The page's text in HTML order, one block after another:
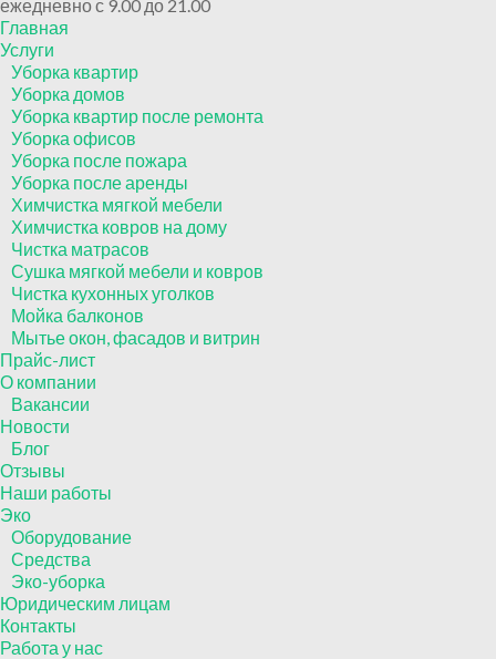
ежедневно с 9.00 до 21.00
Главная
Услуги
Уборка квартир
Уборка домов
Уборка квартир после ремонта
Уборка офисов
Уборка после пожара
Уборка после аренды
Химчистка мягкой мебели
Химчистка ковров на дому
Чистка матрасов
Сушка мягкой мебели и ковров
Чистка кухонных уголков
Мойка балконов
Мытье окон, фасадов и витрин
Прайс-лист
О компании
Вакансии
Новости
Блог
Отзывы
Наши работы
Эко
Оборудование
Средства
Эко-уборка
Юридическим лицам
Контакты
Работа у нас